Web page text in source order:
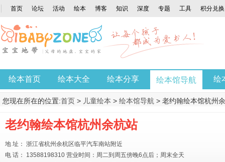
首页 论坛 活动 绘本 博客 知识 深度 专题 工具 积分兑换
绘本首页 绘本大全 绘本分享 绘本馆导航 绘
您现在所在的位置:首页 > 儿童绘本 > 绘本馆导航 > 老约翰绘本馆杭州
老约翰绘本馆杭州余杭站
地 址： 浙江省杭州余杭区临平汽车南站附近
电 话： 13588198310 营业时间：周二到周五傍晚6点后；周末全天